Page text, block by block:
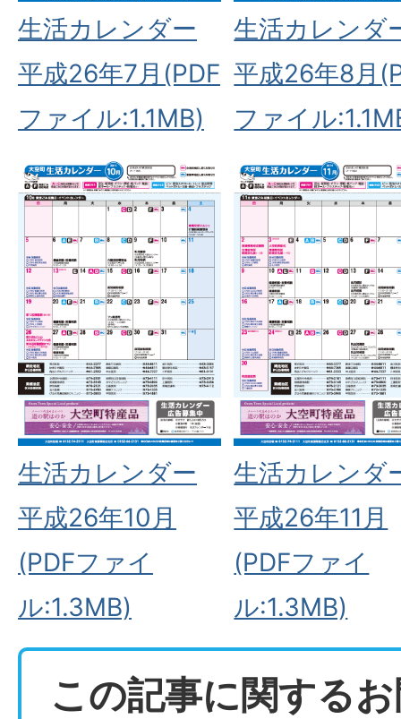
生活カレンダー
平成26年7月(PDF
ファイル:1.1MB)
生活カレンダ
平成26年8月
ファイル
生活カレンダー
平成26年10月
(PDFファイ
ル:1.3MB)
生活カレンダ
平成26年11月
(PDFファイ
ル:1.3MB)
この記事に関する